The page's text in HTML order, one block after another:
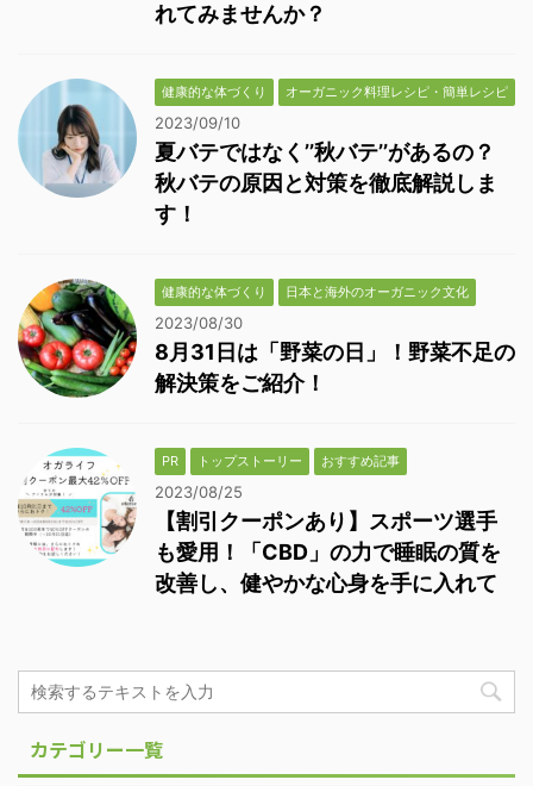
れてみませんか？
健康的な体づくり オーガニック料理レシピ・簡単レシピ
2023/09/10
夏バテではなく’’秋バテ’’があるの？
秋バテの原因と対策を徹底解説しま
す！
健康的な体づくり 日本と海外のオーガニック文化
2023/08/30
8月31日は「野菜の日」！野菜不足の
解決策をご紹介！
PR トップストーリー おすすめ記事
2023/08/25
【割引クーポンあり】スポーツ選手
も愛用！「CBD」の力で睡眠の質を
改善し、健やかな心身を手に入れて
カテゴリー一覧